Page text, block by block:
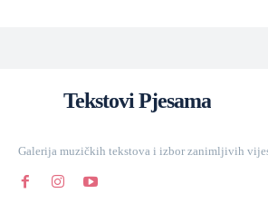
Tekstovi Pjesama
Galerija muzičkih tekstova i izbor zanimljivih